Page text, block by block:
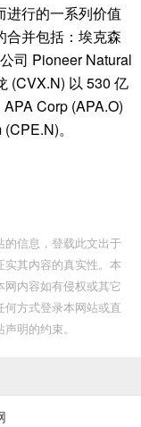
进行的一系列价值
合并包括：埃克森
司 Pioneer Natural
(CVX.N) 以 530 亿
Corp (APA.O)
。
信息，登载此文出于
其内容的真实性。本
内容如有侵权或其它
方式登录本网站或直
明的约束。